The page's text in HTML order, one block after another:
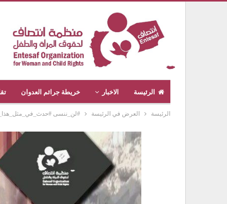
الرئيسة الاخبار خريطة جرائم العدوان
الرئيسة العرض في الرئيسة #لن_ننسى